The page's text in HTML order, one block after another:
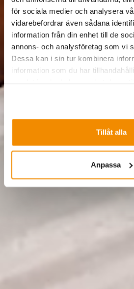
för sociala medier och analysera
vidarebefordrar även sådana
information från din enhet till de
annons- och analysföretag som vi
Dessa kan i sin tur kombinera
information som du har
Tillåt alla
Anpassa